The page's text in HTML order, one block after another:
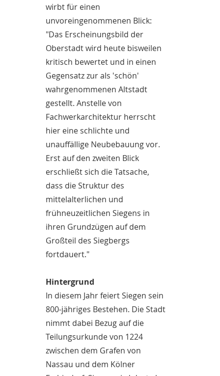
wirbt für einen
unvoreingenommenen Blick:
"Das Erscheinungsbild der
Oberstadt wird heute bisweilen
kritisch bewertet und in einen
Gegensatz zur als 'schön'
wahrgenommenen Altstadt
gestellt. Anstelle von
Fachwerkarchitektur herrscht
hier eine schlichte und
unauffällige Neubebauung vor.
Erst auf den zweiten Blick
erschließt sich die Tatsache,
dass die Struktur des
mittelalterlichen und
frühneuzeitlichen Siegens in
ihren Grundzügen auf dem
Großteil des Siegbergs
fortdauert."
Hintergrund
In diesem Jahr feiert Siegen sein
800-jähriges Bestehen. Die Stadt
nimmt dabei Bezug auf die
Teilungsurkunde von 1224
zwischen dem Grafen von
Nassau und dem Kölner